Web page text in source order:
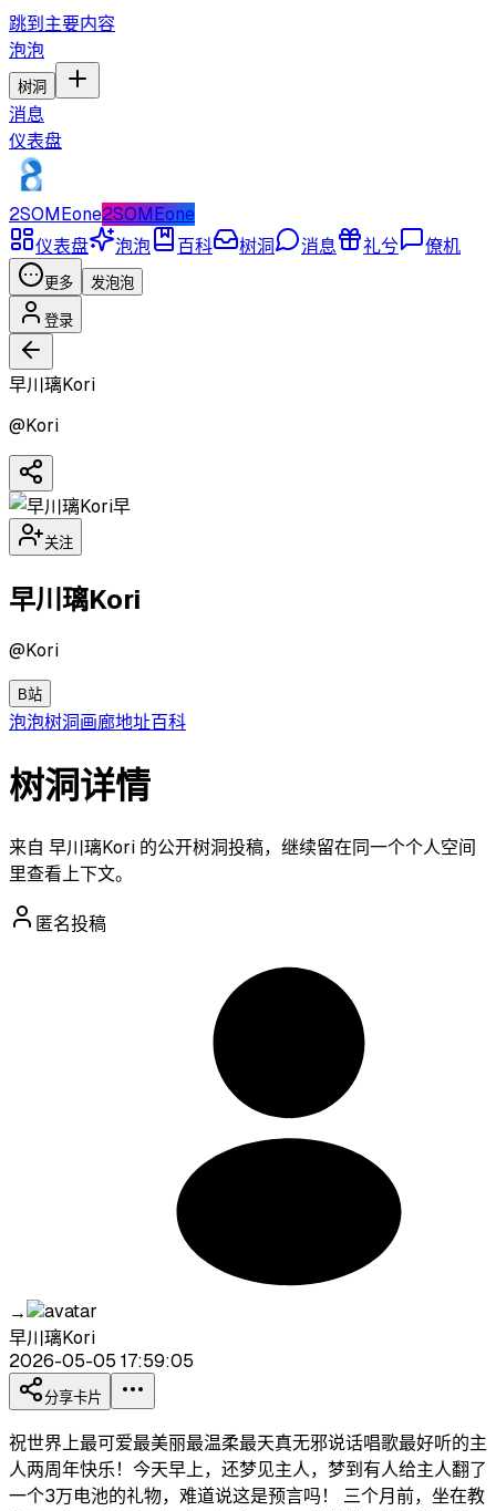
跳到主要内容
泡泡
树洞
消息
仪表盘
2SOMEone2SOMEone
仪表盘
泡泡 百科 树洞 消息 礼兮 僚机
更多 发泡泡
登录
早川璃Kori
@Kori
早
关注
早川璃Kori
@Kori
B站
泡泡树洞画廊地址百科
树洞详情
来自 早川璃Kori 的公开树洞投稿，继续留在同一个个人空间
里查看上下文。
匿名投稿
→
早川璃Kori
2026-05-05 17:59:05
分享卡片
祝世界上最可爱最美丽最温柔最天真无邪说话唱歌最好听的主
人两周年快乐！今天早上，还梦见主人，梦到有人给主人翻了
一个3万电池的礼物，难道说这是预言吗！ 三个月前，坐在教